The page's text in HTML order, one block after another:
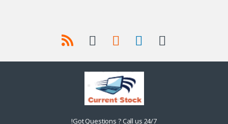
Got Questions ? Call us 24/7!